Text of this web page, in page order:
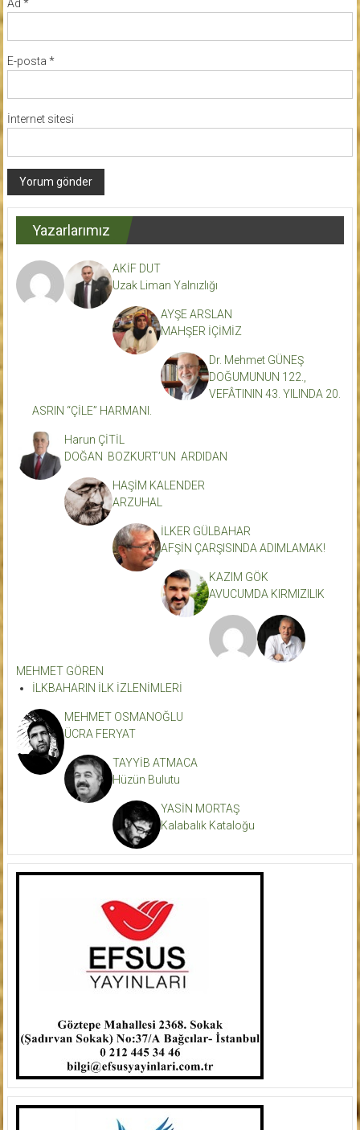
Ad *
E-posta *
İnternet sitesi
Yazarlarımız
AKİF DUT
Uzak Liman Yalnızlığı
AYŞE ARSLAN
MAHŞER İÇİMİZ
Dr. Mehmet GÜNEŞ
DOĞUMUNUN 122.,
VEFÂTININ 43. YILINDA 20.
ASRIN “ÇİLE” HARMANI.
Harun ÇİTİL
DOĞAN BOZKURT’UN ARDIDAN
HAŞİM KALENDER
ARZUHAL
İLKER GÜLBAHAR
AFŞİN ÇARŞISINDA ADIMLAMAK!
KAZIM GÖK
AVUCUMDA KIRMIZILIK
MEHMET GÖREN
İLKBAHARIN İLK İZLENİMLERİ
MEHMET OSMANOĞLU
ÜCRA FERYAT
TAYYİB ATMACA
Hüzün Bulutu
YASİN MORTAŞ
Kalabalık Kataloğu